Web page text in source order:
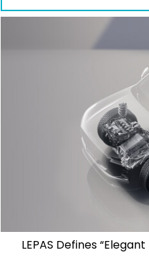
LEPAS Defines